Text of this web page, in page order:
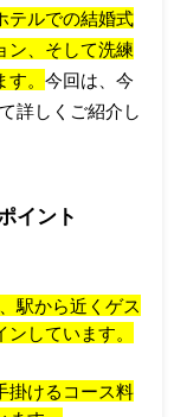
テルでの結婚式
ン、そして洗練
。 今回は、今
詳しくご紹介し
イント
駅から近くゲス
しています。
掛けるコース料